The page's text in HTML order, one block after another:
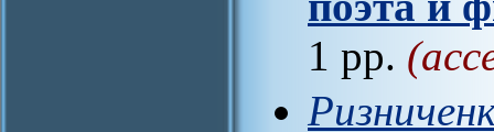
1 pp.